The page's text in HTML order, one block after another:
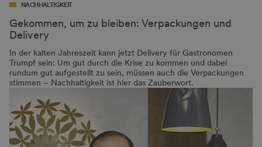
NACHHALTIGKEIT
Gekommen, um zu bleiben: Verpackungen und
Delivery
In der kalten Jahreszeit kann jetzt Delivery für Gastronomen
Trumpf sein: Um gut durch die Krise zu kommen und dabei
rundum gut aufgestellt zu sein, müssen auch die Verpackungen
stimmen – Nachhaltigkeit ist hier das Zauberwort.